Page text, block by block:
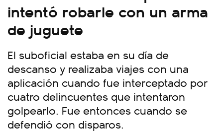
intentó robarle con un arma
de juguete
El suboficial estaba en su día de
descanso y realizaba viajes con una
aplicación cuando fue interceptado por
cuatro delincuentes que intentaron
golpearlo. Fue entonces cuando se
defendió con disparos.